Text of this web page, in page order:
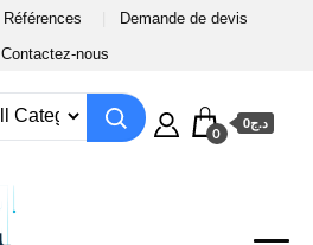
Références Demande de devis
Contactez-nous
0
د.ج0